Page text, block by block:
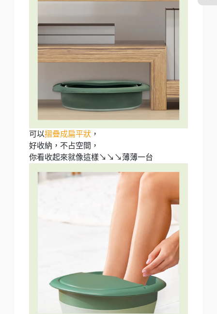
可以摺疊成扁平狀 ，
好收納，不占空間，
你看收起來就像這樣↘↘↘薄薄一台